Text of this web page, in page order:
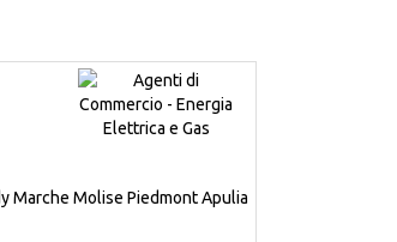
Marche Molise PiedmontApulia